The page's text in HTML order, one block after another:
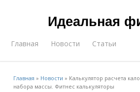
Идеальная
Главная Новости Статьи
Главная » Новости » Калькулятор расчета
набора массы. Фитнес калькуляторы